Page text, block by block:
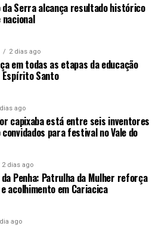
da Serra alcança resultado histórico
2 dias ago
em todas as etapas da educação
Espírito Santo
ago
capixaba está entre seis inventores
convidados para festival no Vale do
2 dias ago
Penha: Patrulha da Mulher reforça
acolhimento em Cariacica
ago